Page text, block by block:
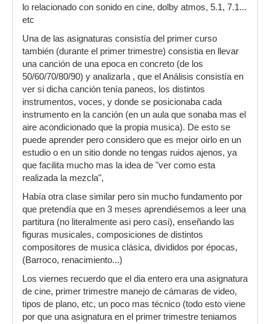
lo relacionado con sonido en cine, dolby atmos, 5.1, 7.1...
etc
Una de las asignaturas consistía del primer curso
también (durante el primer trimestre) consistia en llevar
una canción de una epoca en concreto (de los
50/60/70/80/90) y analizarla , que el Análisis consistía en
ver si dicha canción tenía paneos, los distintos
instrumentos, voces, y donde se posicionaba cada
instrumento en la canción (en un aula que sonaba mas el
aire acondicionado que la propia musica). De esto se
puede aprender pero considero que es mejor oirlo en un
estudio o en un sitio donde no tengas ruidos ajenos, ya
que facilita mucho mas la idea de "ver como esta
realizada la mezcla",
Había otra clase similar pero sin mucho fundamento por
que pretendía que en 3 meses aprendiésemos a leer una
partitura (no literalmente asi pero casi), enseñando las
figuras musicales, composiciones de distintos
compositores de musica clásica, divididos por épocas,
(Barroco, renacimiento...)
Los viernes recuerdo que el dia entero era una asignatura
de cine, primer trimestre manejo de cámaras de video,
tipos de plano, etc, un poco mas técnico (todo esto viene
por que una asignatura en el primer trimestre teniamos